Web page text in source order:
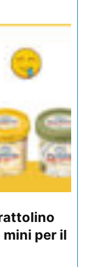
mini per il